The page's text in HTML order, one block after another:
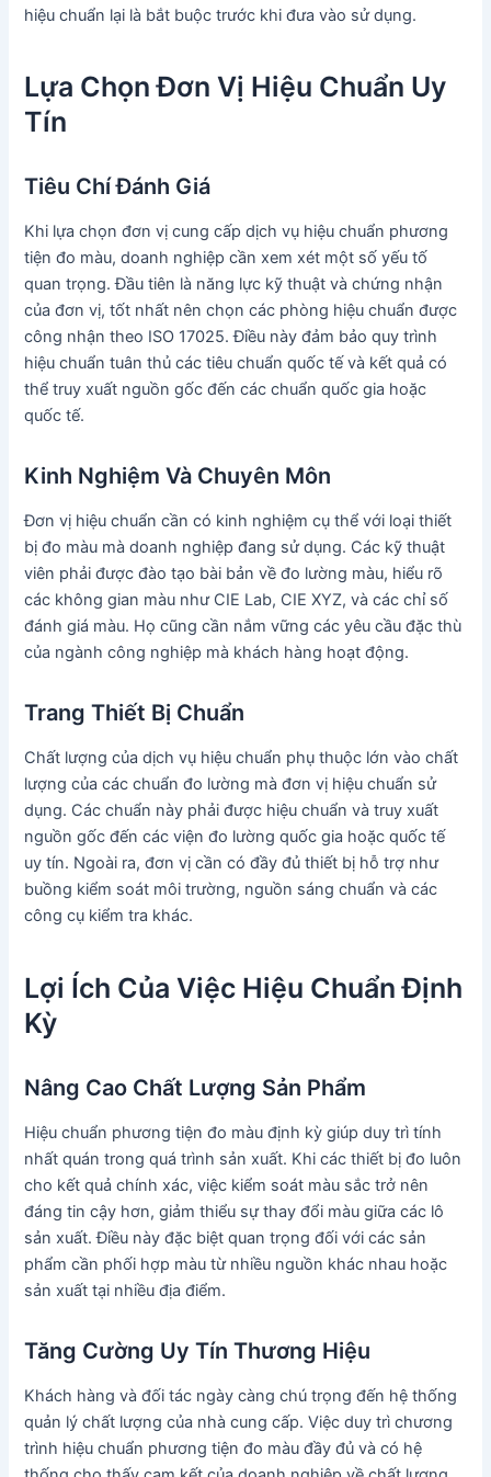
hiệu chuẩn lại là bắt buộc trước khi đưa vào sử dụng.
Lựa Chọn Đơn Vị Hiệu Chuẩn Uy
Tín
Tiêu Chí Đánh Giá
Khi lựa chọn đơn vị cung cấp dịch vụ hiệu chuẩn phương
tiện đo màu, doanh nghiệp cần xem xét một số yếu tố
quan trọng. Đầu tiên là năng lực kỹ thuật và chứng nhận
của đơn vị, tốt nhất nên chọn các phòng hiệu chuẩn được
công nhận theo ISO 17025. Điều này đảm bảo quy trình
hiệu chuẩn tuân thủ các tiêu chuẩn quốc tế và kết quả có
thể truy xuất nguồn gốc đến các chuẩn quốc gia hoặc
quốc tế.
Kinh Nghiệm Và Chuyên Môn
Đơn vị hiệu chuẩn cần có kinh nghiệm cụ thể với loại thiết
bị đo màu mà doanh nghiệp đang sử dụng. Các kỹ thuật
viên phải được đào tạo bài bản về đo lường màu, hiểu rõ
các không gian màu như CIE Lab, CIE XYZ, và các chỉ số
đánh giá màu. Họ cũng cần nắm vững các yêu cầu đặc thù
của ngành công nghiệp mà khách hàng hoạt động.
Trang Thiết Bị Chuẩn
Chất lượng của dịch vụ hiệu chuẩn phụ thuộc lớn vào chất
lượng của các chuẩn đo lường mà đơn vị hiệu chuẩn sử
dụng. Các chuẩn này phải được hiệu chuẩn và truy xuất
nguồn gốc đến các viện đo lường quốc gia hoặc quốc tế
uy tín. Ngoài ra, đơn vị cần có đầy đủ thiết bị hỗ trợ như
buồng kiểm soát môi trường, nguồn sáng chuẩn và các
công cụ kiểm tra khác.
Lợi Ích Của Việc Hiệu Chuẩn Định
Kỳ
Nâng Cao Chất Lượng Sản Phẩm
Hiệu chuẩn phương tiện đo màu định kỳ giúp duy trì tính
nhất quán trong quá trình sản xuất. Khi các thiết bị đo luôn
cho kết quả chính xác, việc kiểm soát màu sắc trở nên
đáng tin cậy hơn, giảm thiểu sự thay đổi màu giữa các lô
sản xuất. Điều này đặc biệt quan trọng đối với các sản
phẩm cần phối hợp màu từ nhiều nguồn khác nhau hoặc
sản xuất tại nhiều địa điểm.
Tăng Cường Uy Tín Thương Hiệu
Khách hàng và đối tác ngày càng chú trọng đến hệ thống
quản lý chất lượng của nhà cung cấp. Việc duy trì chương
trình hiệu chuẩn phương tiện đo màu đầy đủ và có hệ